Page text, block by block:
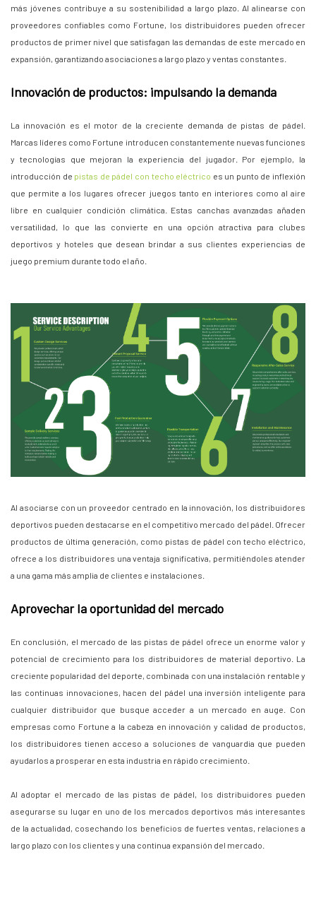
más jóvenes contribuye a su sostenibilidad a largo plazo. Al alinearse con
proveedores confiables como Fortune, los distribuidores pueden ofrecer
productos de primer nivel que satisfagan las demandas de este mercado en
expansión, garantizando asociaciones a largo plazo y ventas constantes.
Innovación de productos: impulsando la demanda
La innovación es el motor de la creciente demanda de pistas de pádel.
Marcas líderes como Fortune introducen constantemente nuevas funciones
y tecnologías que mejoran la experiencia del jugador. Por ejemplo, la
introducción de pistas de pádel con techo eléctrico es un punto de inflexión
que permite a los lugares ofrecer juegos tanto en interiores como al aire
libre en cualquier condición climática. Estas canchas avanzadas añaden
versatilidad, lo que las convierte en una opción atractiva para clubes
deportivos y hoteles que desean brindar a sus clientes experiencias de
juego premium durante todo el año.
Al asociarse con un proveedor centrado en la innovación, los distribuidores
deportivos pueden destacarse en el competitivo mercado del pádel. Ofrecer
productos de última generación, como pistas de pádel con techo eléctrico,
ofrece a los distribuidores una ventaja significativa, permitiéndoles atender
a una gama más amplia de clientes e instalaciones.
Aprovechar la oportunidad del mercado
En conclusión, el mercado de las pistas de pádel ofrece un enorme valor y
potencial de crecimiento para los distribuidores de material deportivo. La
creciente popularidad del deporte, combinada con una instalación rentable y
las continuas innovaciones, hacen del pádel una inversión inteligente para
cualquier distribuidor que busque acceder a un mercado en auge. Con
empresas como Fortune a la cabeza en innovación y calidad de productos,
los distribuidores tienen acceso a soluciones de vanguardia que pueden
ayudarlos a prosperar en esta industria en rápido crecimiento.
Al adoptar el mercado de las pistas de pádel, los distribuidores pueden
asegurarse su lugar en uno de los mercados deportivos más interesantes
de la actualidad, cosechando los beneficios de fuertes ventas, relaciones a
largo plazo con los clientes y una continua expansión del mercado.